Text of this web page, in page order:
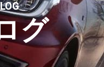
グ